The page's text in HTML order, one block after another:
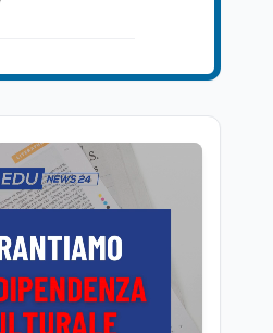
reattori spenti
Scuola 6 ago
Posizioni economiche
ATA: la matematica
4.150 euro
Cultura6 ago
Spesa culturale in
Lombardia da record,